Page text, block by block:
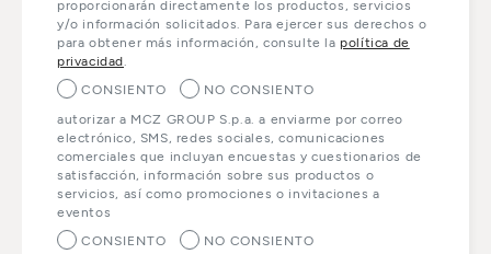
proporcionarán directamente los productos, servicios
y/o información solicitados. Para ejercer sus derechos o
para obtener más información, consulte la política de
privacidad
CONSIENTO
NO CONSIENTO
autorizar a MCZ GROUP S.p.a. a enviarme por correo
electrónico, SMS, redes sociales, comunicaciones
comerciales que incluyan encuestas y cuestionarios de
satisfacción, información sobre sus productos o
servicios, así como promociones o invitaciones a
eventos
CONSIENTO
NO CONSIENTO